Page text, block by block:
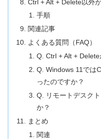
Ctrl + Alt + Delete以外
手順
関連記事
よくある質問（FAQ）
Q. Ctrl + Alt +
Q. Windows 11では
ったのですか？
Q. リモートデスク
か？
まとめ
関連